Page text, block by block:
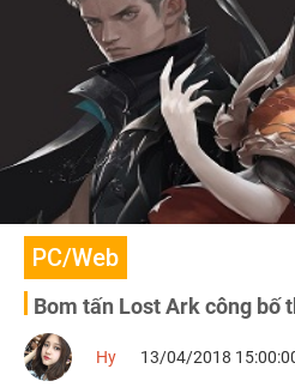
PC/Web
Bom tấn Lost Ark công bố
Hy 13/04/2018